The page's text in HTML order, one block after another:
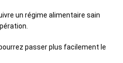
un régime alimentaire sain
passer plus facilement le